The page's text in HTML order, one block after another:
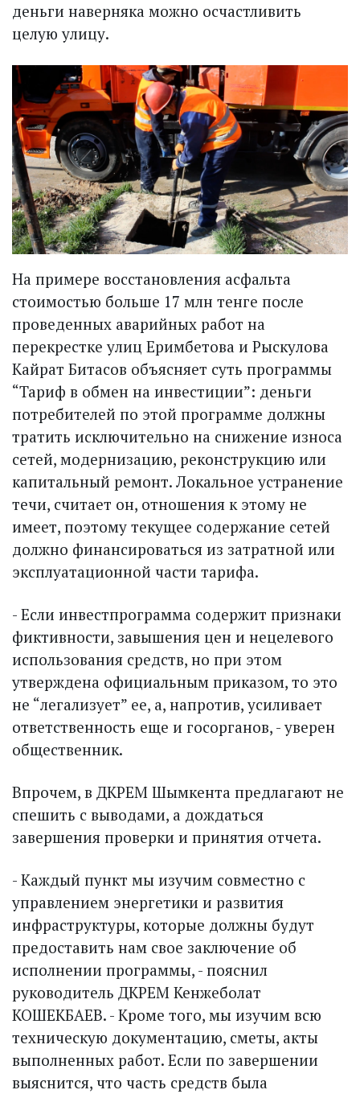
деньги наверняка можно осчастливить
целую улицу.
На примере восстановления асфальта
стоимостью больше 17 млн тенге после
проведенных аварийных работ на
перекрестке улиц Еримбетова и Рыскулова
Кайрат Битасов объясняет суть программы
“Тариф в обмен на инвестиции”: деньги
потребителей по этой программе должны
тратить исключительно на снижение износа
сетей, модернизацию, реконструкцию или
капитальный ремонт. Локальное устранение
течи, считает он, отношения к этому не
имеет, по­этому текущее содержание сетей
должно финансироваться из затратной или
эксплуатационной части тарифа.
- Если инвестпрограмма содержит признаки
фиктивности, завышения цен и нецелевого
использования средств, но при этом
утверждена официальным приказом, то это
не “легализует” ее, а, напротив, усиливает
ответственность еще и госорганов, - уверен
общественник.
Впрочем, в ДКРЕМ Шымкента предлагают не
спешить с выводами, а дождаться
завершения проверки и принятия отчета.
- Каждый пункт мы изучим совместно с
управлением энергетики и развития
инфраструктуры, которые должны будут
предоставить нам свое заключение об
исполнении программы, - пояснил
руководитель ДКРЕМ Кенжеболат
КОШЕКБАЕВ. - Кроме того, мы изучим всю
техническую документацию, сметы, акты
выполненных работ. Если по завершении
выяснится, что часть средств была